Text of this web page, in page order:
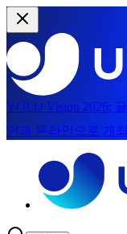
YOLO Vision 2026:
인과 온라인으로 개